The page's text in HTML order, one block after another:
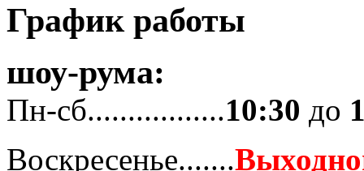
График работы
шоу-рума:
Пн-сб.................10:30 до
Воскресенье.......